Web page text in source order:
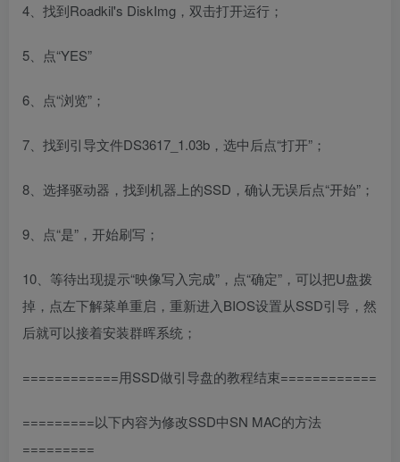
4、找到Roadkil's DiskImg，双击打开运行；
5、点“YES”
6、点“浏览”；
7、找到引导文件DS3617_1.03b，选中后点“打开”；
8、选择驱动器，找到机器上的SSD，确认无误后点“开始”；
9、点“是”，开始刷写；
10、等待出现提示“映像写入完成”，点“确定”，可以把U盘拨
掉，点左下解菜单重启，重新进入BIOS设置从SSD引导，然
后就可以接着安装群晖系统；
============用SSD做引导盘的教程结束============
=========以下内容为修改SSD中SN MAC的方法
=========